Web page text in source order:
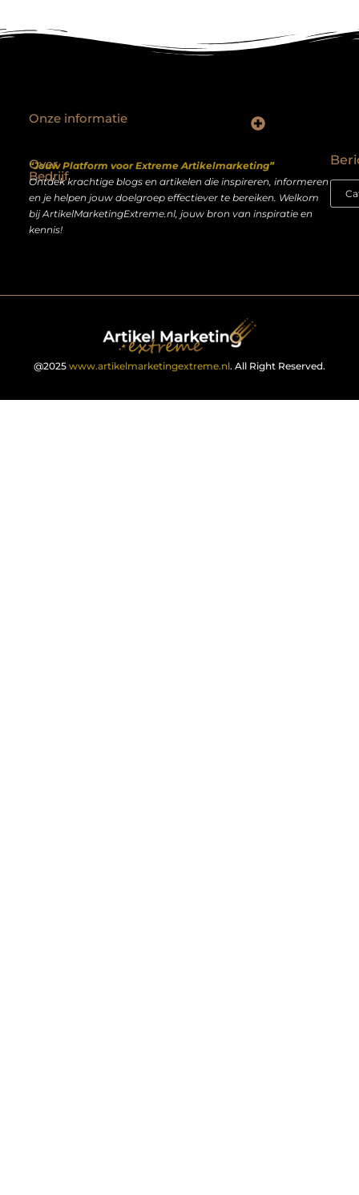
Over
Bedrijf
“Jouw Platform voor Extreme Artikelmarketing”
Ontdek krachtige blogs en artikelen die inspireren, informeren
en je helpen jouw doelgroep effectiever te bereiken. Welkom
bij ArtikelMarketingExtreme.nl, jouw bron van inspiratie en
kennis!
Onze informatie
@2025 www.artikelmarketingextreme.nl. All Right Reserved.